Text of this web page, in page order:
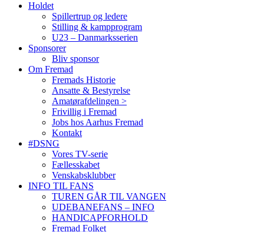
Holdet
Spillertrup og ledere
Stilling & kampprogram
U23 – Danmarksserien
Sponsorer
Bliv sponsor
Om Fremad
Fremads Historie
Ansatte & Bestyrelse
Amatørafdelingen >
Frivillig i Fremad
Jobs hos Aarhus Fremad
Kontakt
#DSNG
Vores TV-serie
Fællesskabet
Venskabsklubber
INFO TIL FANS
TUREN GÅR TIL VANGEN
UDEBANEFANS – INFO
HANDICAPFORHOLD
Fremad Folket